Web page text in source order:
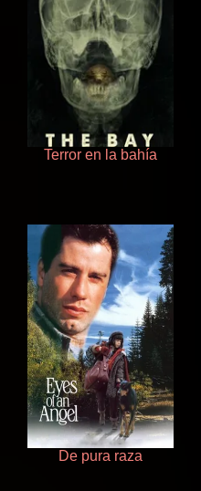
Terror en la bahía
De pura raza